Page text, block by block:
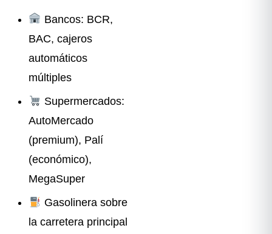
Bancos: BCR,
BAC, cajeros
automáticos
múltiples
Supermercados:
AutoMercado
(premium), Palí
(económico),
MegaSuper
Gasolinera sobre
la carretera principal